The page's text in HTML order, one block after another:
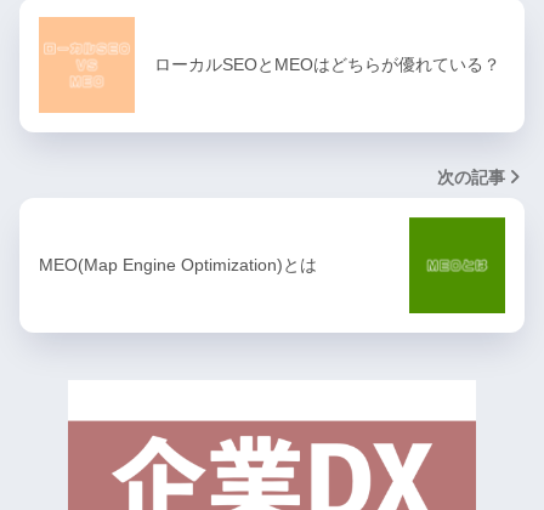
ローカルSEOとMEOはどちらが優れている？
次の記事
MEO(Map Engine Optimization)とは